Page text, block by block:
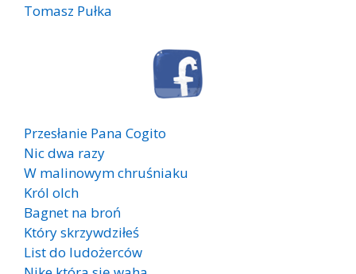
Tomasz Pułka
Przesłanie Pana Cogito
Nic dwa razy
W malinowym chruśniaku
Król olch
Bagnet na broń
Który skrzywdziłeś
List do ludożerców